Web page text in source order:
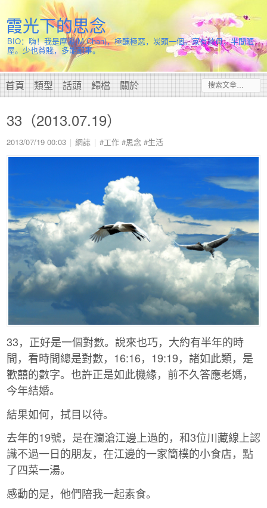
霞光下的思念
BIO：嗨！我是摩凝(M.Chan)，極醜極惡，炭頭一個。家有慈母，半間陋
屋。少也貧賤，多能鄙事。
首頁 類型 話頭 歸檔 關於
33（2013.07.19）
2013/07/19 00:03 網誌 #工作 #思念 #生活
33，正好是一個對數。說來也巧，大約有半年的時
間，看時間總是對數，16:16，19:19，諸如此類，是
歡囍的數字。也許正是如此機緣，前不久答應老媽，
今年結婚。
結果如何，拭目以待。
去年的19號，是在瀾滄江邊上過的，和3位川藏線上認
識不過一日的朋友，在江邊的一家簡樸的小食店，點
了四菜一湯。
感動的是，他們陪我一起素食。